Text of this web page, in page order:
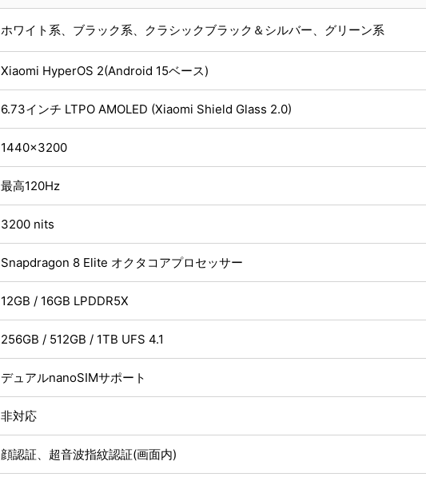
ホワイト系、ブラック系、クラシックブラック＆シルバー、グリーン系
Xiaomi HyperOS 2(Android 15ベース)
6.73インチ LTPO AMOLED (Xiaomi Shield Glass 2.0)
1440×3200
最高120Hz
3200 nits
Snapdragon 8 Elite オクタコアプロセッサー
12GB / 16GB LPDDR5X
256GB / 512GB / 1TB UFS 4.1
デュアルnanoSIMサポート
非対応
顔認証、超音波指紋認証(画面内)